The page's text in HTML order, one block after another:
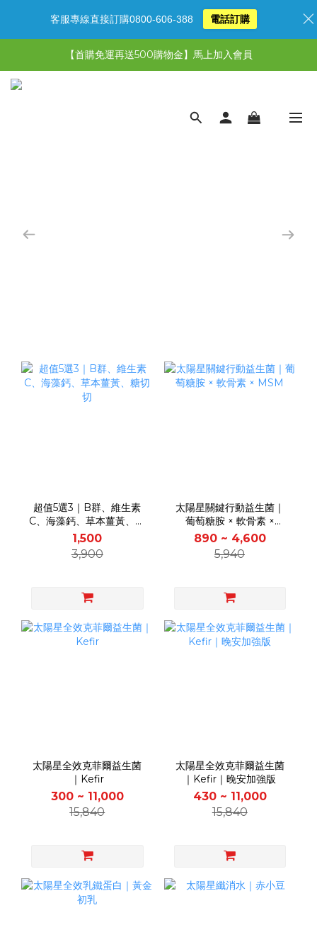
【限時特惠】全館滿1,000送500購物金！
【限時特惠】超值5選3，最高現省1,770元
【首購免運再送500購物金】馬上加入會員
超值5選3｜B群、維生素
C、海藻鈣、草本薑黃、糖
切切
1,500
3,900
太陽星關鍵行動益生菌｜
葡萄糖胺 × 軟骨素 ×
MSM
890 ~ 4,600
5,940
太陽星全效克菲爾益生菌
｜Kefir
300 ~ 11,000
15,840
太陽星全效克菲爾益生菌
｜Kefir｜晚安加強版
430 ~ 11,000
15,840
客服專線直接訂購0800-606-388 電話訂購